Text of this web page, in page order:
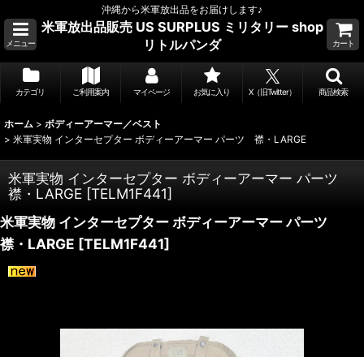
沖縄から米軍放出品をお届けします♪
メニュー
米軍放出品販売 US SURPLUS ミリタリー shop
リトルパンダ
カート
カテゴリ ご利用案内 マイページ お気に入り X（旧Twitter） 商品検索
ホーム > ボディーアーマー／ベスト
> 米軍実物 インターセプター ボディーアーマー パーツ 襟・LARGE
米軍実物 インターセプター ボディーアーマー パーツ
襟・LARGE [TELM1F441]
米軍実物 インターセプター ボディーアーマー パーツ
襟・LARGE [TELM1F441]